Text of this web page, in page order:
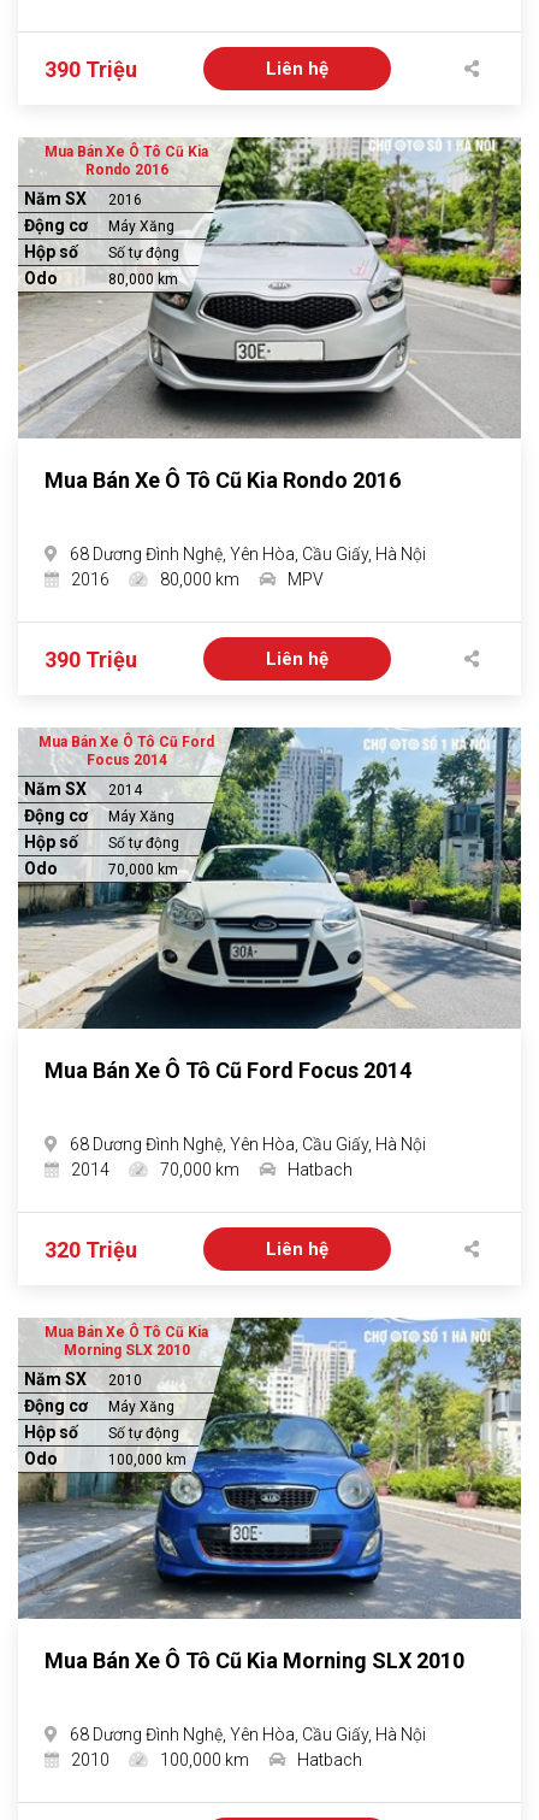
390 Triệu Liên hệ
Mua Bán Xe Ô Tô Cũ Kia
Rondo 2016
Năm SX 2016
Động cơ Máy Xăng
Hộp số Số tự động
Odo 80,000 km
Mua Bán Xe Ô Tô Cũ Kia Rondo 2016
68 Dương Đình Nghệ, Yên Hòa, Cầu Giấy, Hà Nội
2016
80,000 km MPV
390 Triệu Liên hệ
Mua Bán Xe Ô Tô Cũ Ford
Focus 2014
Năm SX 2014
Động cơ Máy Xăng
Hộp số Số tự động
Odo 70,000 km
Mua Bán Xe Ô Tô Cũ Ford Focus 2014
68 Dương Đình Nghệ, Yên Hòa, Cầu Giấy, Hà Nội
2014
70,000 km Hatbach
320 Triệu Liên hệ
Mua Bán Xe Ô Tô Cũ Kia
Morning SLX 2010
Năm SX 2010
Động cơ Máy Xăng
Hộp số Số tự động
Odo 100,000 km
Mua Bán Xe Ô Tô Cũ Kia Morning SLX 2010
68 Dương Đình Nghệ, Yên Hòa, Cầu Giấy, Hà Nội
2010
100,000 km Hatbach